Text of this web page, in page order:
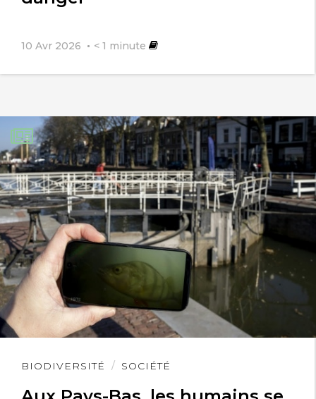
10 Avr 2026 < 1 minute
BIODIVERSITÉ SOCIÉTÉ
Lire